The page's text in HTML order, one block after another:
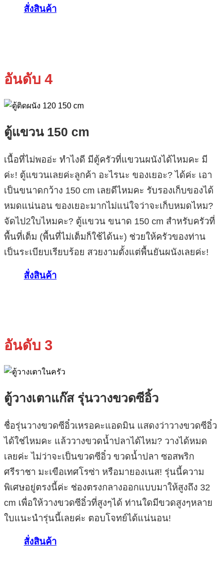
สั่งสินค้า
อันดับ 4
ตู้แขวน 150 cm
เนื้อที่ไม่พออ่ะ ทำไงดี มีตู้ครัวที่แขวนผนังได้ไหมคะ มี
ค่ะ! ตู้แขวนเลยค่ะลูกค้า อะไรนะ ของเยอะ? ได้ค่ะ เอา
เป็นขนาดกว้าง 150 cm เลยดีไหมคะ รับรองเก็บของได้
หมดแน่นอน ของเยอะมากไม่แน่ใจว่าจะเก็บหมดไหม?
จัดไป2ใบไหมคะ? ตู้แขวน ขนาด 150 cm สำหรับครัวที่
พื้นที่เต็ม (พื้นที่ไม่เต็มก็ใช้ได้นะ) ช่วยให้ครัวของท่าน
เป็นระเบียบเรียบร้อย สวยงามตั้งแต่พื้นยันผนังเลยค่ะ!
สั่งสินค้า
อันดับ 3
ตู้วางเตาแก๊ส รุ่นวางขวดซีอิ้ว
ชื่อรุ่นวางขวดซีอิ๋วเหรอคะแอดมิน แสดงว่าวางขวดซีอิ๋ว
ได้ใช่ไหมคะ แล้ววางขวดน้ำปลาได้ไหม? วางได้หมด
เลยค่ะ ไม่ว่าจะเป็นขวดซีอิ๋ว ขวดน้ำปลา ซอสพริก
ศรีราชา มะเขือเทศโรซ่า หรือมายองเนส! รุ่นนี้ความ
พิเศษอยู่ตรงนี้ค่ะ ช่องตรงกลางออกแบบมาให้สูงถึง 32
cm เพื่อให้วางขวดซีอิ๋วที่สูงๆได้ ท่านใดมีขวดสูงๆหลาย
ใบแนะนำรุ่นนี้เลยค่ะ ตอบโจทย์ได้แน่นอน!
สั่งสินค้า